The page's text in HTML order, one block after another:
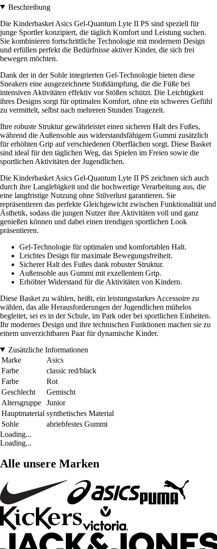
Beschreibung
Die Kinderbasket Asics Gel-Quantum Lyte II PS sind speziell für
junge Sportler konzipiert, die täglich Komfort und Leistung suchen.
Sie kombinieren fortschrittliche Technologie mit modernem Design
und erfüllen perfekt die Bedürfnisse aktiver Kinder, die sich frei
bewegen möchten.
Dank der in der Sohle integrierten Gel-Technologie bieten diese
Sneakers eine ausgezeichnete Stoßdämpfung, die die Füße bei
intensiven Aktivitäten effektiv vor Stößen schützt. Die Leichtigkeit
ihres Designs sorgt für optimalen Komfort, ohne ein schweres Gefühl
zu vermittelt, selbst nach mehreren Stunden Tragezeit.
Ihre robuste Struktur gewährleistet einen sicheren Halt des Fußes,
während die Außensohle aus widerstandsfähigem Gummi zusätzlich
für erhöhten Grip auf verschiedenen Oberflächen sorgt. Diese Basket
sind ideal für den täglichen Weg, das Spielen im Freien sowie die
sportlichen Aktivitäten der Jugendlichen.
Die Kinderbasket Asics Gel-Quantum Lyte II PS zeichnen sich auch
durch ihre Langlebigkeit und die hochwertige Verarbeitung aus, die
eine langfristige Nutzung ohne Stilverlust garantieren. Sie
repräsentieren das perfekte Gleichgewicht zwischen Funktionalität und
Ästhetik, sodass die jungen Nutzer ihre Aktivitäten voll und ganz
genießen können und dabei einen trendigen sportlichen Look
präsentieren.
Gel-Technologie für optimalen und komfortablen Halt.
Leichtes Design für maximale Bewegungsfreiheit.
Sicherer Halt des Fußes dank robuster Struktur.
Außensohle aus Gummi mit exzellentem Grip.
Erhöhter Widerstand für die Aktivitäten von Kindern.
Diese Basket zu wählen, heißt, ein leistungsstarkes Accessoire zu
wählen, das alle Herausforderungen der Jugendlichen mühelos
begleitet, sei es in der Schule, im Park oder bei sportlichen Einheiten.
Ihr modernes Design und ihre technischen Funktionen machen sie zu
einem unverzichtbaren Paar für dynamische Kinder.
Zusätzliche Informationen
Marke
Asics
Farbe
classic red/black
Farbe
Rot
Geschlecht
Gemischt
Altersgruppe
Junior
Hauptmaterial synthetisches Material
Sohle
abriebfestes Gummi
Loading...
Loading...
Alle unsere Marken